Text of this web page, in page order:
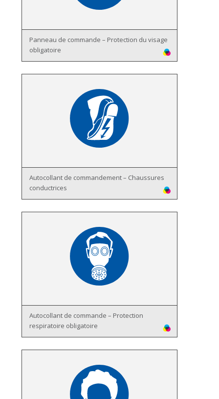
Panneau de commande – Protection du visage
obligatoire
Autocollant de commandement – Chaussures
conductrices
Autocollant de commande – Protection
respiratoire obligatoire